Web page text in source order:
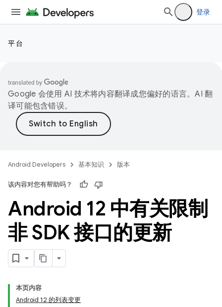
登录
平台
Google 会使用 AI 技术将内容翻译成您偏好的语言。AI 翻
译可能包含错误。
Android Developers 基本知识 版本
该内容对您有帮助吗？
Android 12 中有关限制
非 SDK 接口的更新
本页内容
Android 12 的列表变更